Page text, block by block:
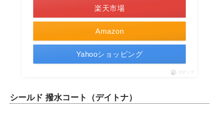
Amazon
楽天市場
Yahooショッピング
ポチップ
シールド 撥水コート（デイトナ）